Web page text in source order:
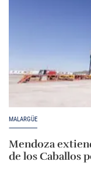
MALARGÜE
Mendoza
de los Caballos